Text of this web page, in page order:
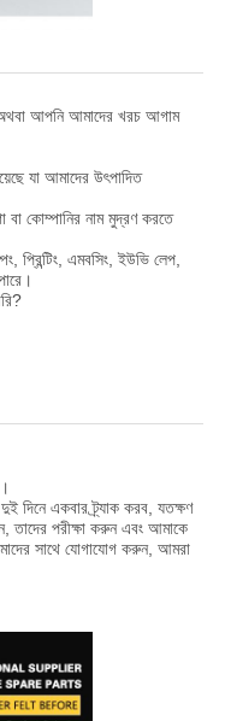
অথবা আপনি আমাদের খরচ আগাম
যা আমাদের উৎপাদিত
কোম্পানির নাম মুদ্রণ করতে
প্রিন্টিং, এমবসিং, ইউভি লেপ,
দিনে একবার ট্র্যাক করব, যতক্ষণ
তাদের পরীক্ষা করুন এবং আমাকে
সাথে যোগাযোগ করুন, আমরা